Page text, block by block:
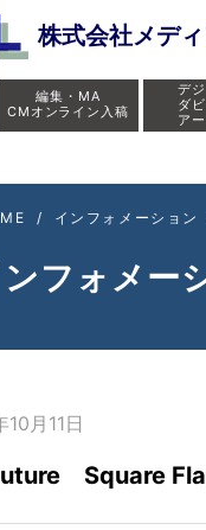
株式会社メデ
編集・MA
CMオンライン入稿
デ
ダ
ア
/ インフォメーション
フォメー
月11日
Square